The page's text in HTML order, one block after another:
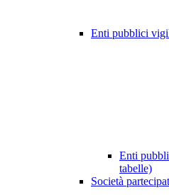
Enti pubblici
Enti
tabelle)
Società